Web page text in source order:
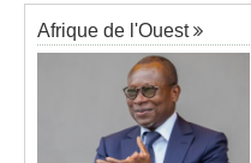
Congo-Kinshasa:Plan stratégique
triennal 2026-2028 - L'IGF place la
digitalisation au coeur des réformes
Congo-Kinshasa:RDC - Félix
Tshisekedi place le CEFOCK au
coeur de bataille de l'appropriation
du Génocost !
Afrique de l'Ouest